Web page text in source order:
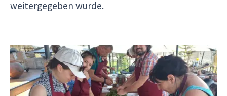
weitergegeben wurde.
Auf jedem Schritt des Weges bist Du ein
vollwertiger Teilnehmer, der durch praktische
Erfahrungenin die Lebensweise eintaucht,